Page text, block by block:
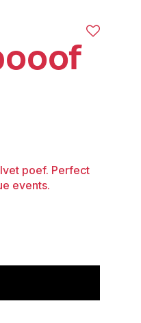
poef. Perfect
events.